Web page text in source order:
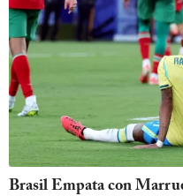
Brasil Empata con